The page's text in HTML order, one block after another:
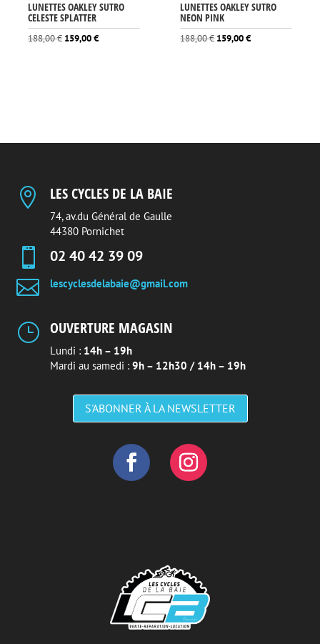
LUNETTES OAKLEY SUTRO
CELESTE SPLATTER
188,00€ Le
159,00€Le
LUNETTES OAKLEY SUTRO
NEON PINK
188,00€ Le
159,00€Le
 LES CYCLES DE LA BAIE
74, av.du Général de Gaulle
44380 Pornichet
 02 40 42 39 09
 lescyclesdelabaie@gmail.com
} OUVERTURE MAGASIN
Lundi : 14h – 19h
Mardi au samedi : 9h – 12h30 / 14h – 19h
S'ABONNER À LA NEWSLETTER